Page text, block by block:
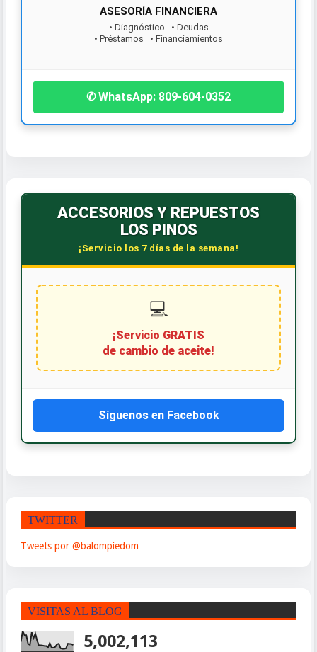
• Diagnóstico • Deudas
• Préstamos • Financiamientos
¡Contáctanos hoy!
✆ WhatsApp: 809-604-0352
ACCESORIOS Y REPUESTOS
LOS PINOS
¡Servicio los 7 días de la semana!
💻
de cambio de aceite!
Síguenos en Facebook
TWITTER
Tweets por @balompiedom
VISITAS AL BLOG
5,002,113